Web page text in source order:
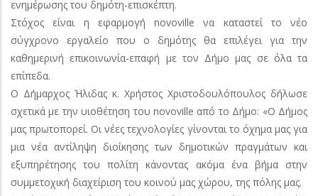
ενημέρωσης του δημότη-επισκέπτη.
Στόχος είναι η εφαρμογή novoville να καταστεί το νέο
σύγχρονο εργαλείο που ο δημότης θα επιλέγει για την
καθημερινή επικοινωνία-επαφή με τον Δήμο μας σε όλα τα
επίπεδα.
Ο Δήμαρχος Ήλιδας κ. Χρήστος Χριστοδουλόπουλος δήλωσε
σχετικά με την υιοθέτηση του novoville από το Δήμο: «Ο Δήμος
μας πρωτοπορεί. Οι νέες τεχνολογίες γίνονται το όχημα μας για
μια νέα αντίληψη διοίκησης των δημοτικών πραγμάτων και
εξυπηρέτησης του πολίτη κάνοντας ακόμα ένα βήμα στην
συμμετοχική διαχείριση του κοινού μας χώρου, της πόλης μας.